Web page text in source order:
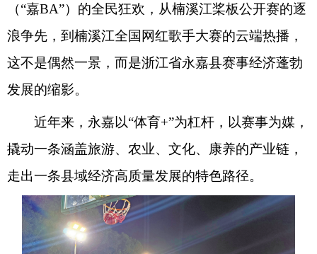
（“嘉BA”）的全民狂欢，从楠溪江桨板公开赛的逐
浪争先，到楠溪江全国网红歌手大赛的云端热播，
这不是偶然一景，而是浙江省永嘉县赛事经济蓬勃
发展的缩影。
近年来，永嘉以“体育+”为杠杆，以赛事为媒，
撬动一条涵盖旅游、农业、文化、康养的产业链，
走出一条县域经济高质量发展的特色路径。